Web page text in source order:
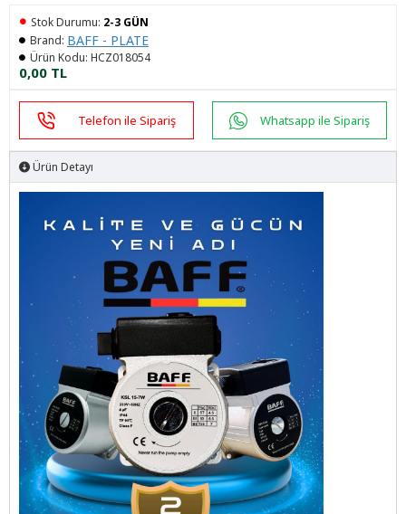
0,00 TL
Stok Durumu: 2-3 GÜN
Brand: BAFF - PLATE
Ürün Kodu: HCZ018054
Telefon ile Sipariş Whatsapp ile Sipariş
Ürün Detayı